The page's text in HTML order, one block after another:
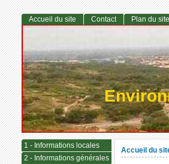
Accueil du
Accueil du site Contact Plan du site
1 - Informations locales
2 - Informations générales